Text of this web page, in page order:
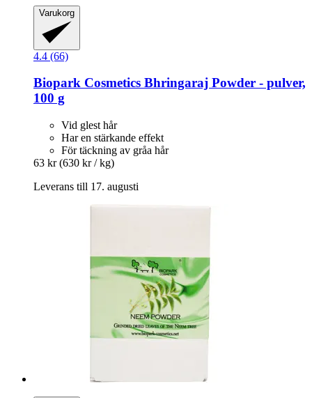
Varukorg
4.4 (66)
Biopark Cosmetics Bhringaraj Powder -​ pulver,
100 g
Vid glest hår
Har en stärkande effekt
För täckning av gråa hår
63 kr (630 kr / kg)
Leverans till 17. augusti